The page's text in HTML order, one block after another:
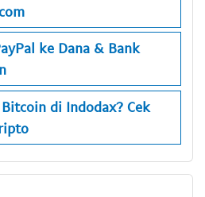
ke Dana & Bank
di Indodax? Cek